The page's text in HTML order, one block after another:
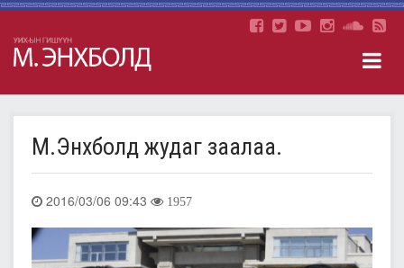
М.Энхболд жудаг заалаа.
2016/03/06 09:43 1957